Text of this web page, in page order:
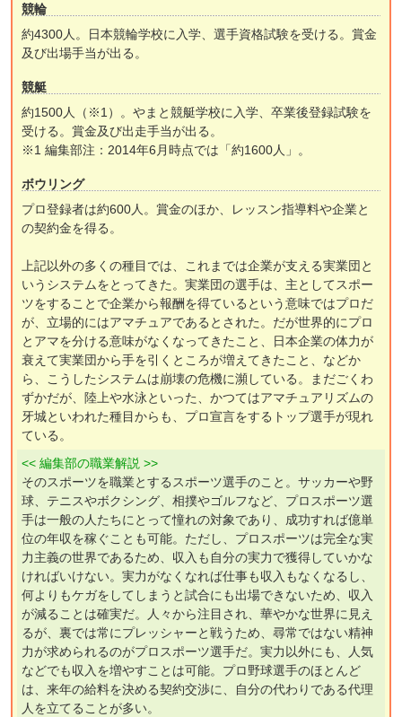
競輪
約4300人。日本競輪学校に入学、選手資格試験を受ける。賞金
及び出場手当が出る。
競艇
約1500人（※1）。やまと競艇学校に入学、卒業後登録試験を
受ける。賞金及び出走手当が出る。
※1 編集部注：2014年6月時点では「約1600人」。
ボウリング
プロ登録者は約600人。賞金のほか、レッスン指導料や企業と
の契約金を得る。
上記以外の多くの種目では、これまでは企業が支える実業団と
いうシステムをとってきた。実業団の選手は、主としてスポー
ツをすることで企業から報酬を得ているという意味ではプロだ
が、立場的にはアマチュアであるとされた。だが世界的にプロ
とアマを分ける意味がなくなってきたこと、日本企業の体力が
衰えて実業団から手を引くところが増えてきたこと、などか
ら、こうしたシステムは崩壊の危機に瀕している。まだごくわ
ずかだが、陸上や水泳といった、かつてはアマチュアリズムの
牙城といわれた種目からも、プロ宣言をするトップ選手が現れ
ている。
<< 編集部の職業解説 >>
そのスポーツを職業とするスポーツ選手のこと。サッカーや野
球、テニスやボクシング、相撲やゴルフなど、プロスポーツ選
手は一般の人たちにとって憧れの対象であり、成功すれば億単
位の年収を稼ぐことも可能。ただし、プロスポーツは完全な実
力主義の世界であるため、収入も自分の実力で獲得していかな
ければいけない。実力がなくなれば仕事も収入もなくなるし、
何よりもケガをしてしまうと試合にも出場できないため、収入
が減ることは確実だ。人々から注目され、華やかな世界に見え
るが、裏では常にプレッシャーと戦うため、尋常ではない精神
力が求められるのがプロスポーツ選手だ。実力以外にも、人気
などでも収入を増やすことは可能。プロ野球選手のほとんど
は、来年の給料を決める契約交渉に、自分の代わりである代理
人を立てることが多い。